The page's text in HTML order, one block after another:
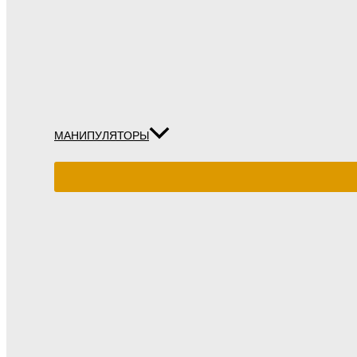
МАНИПУЛЯТОРЫ